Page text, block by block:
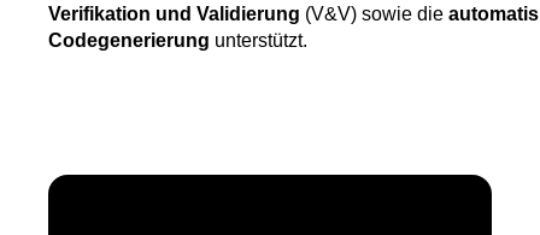
Verifikation und Validierung (V&V) sowie die
Codegenerierung unterstützt.